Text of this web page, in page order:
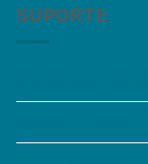
SUPORTE